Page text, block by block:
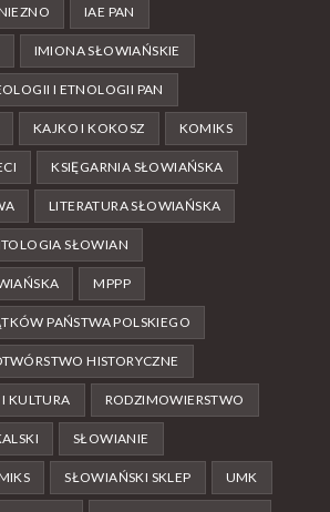
IAE PAN
IMIONA SŁOWIAŃSKIE
I ETNOLOGII PAN
KAJKO I KOKOSZ KOMIKS
KSIĘGARNIA SŁOWIAŃSKA
LITERATURA SŁOWIAŃSKA
SŁOWIAN
MPPP
PAŃSTWA POLSKIEGO
HISTORYCZNE
KULTURA RODZIMOWIERSTWO
SŁOWIANIE
SŁOWIAŃSKI SKLEP UMK